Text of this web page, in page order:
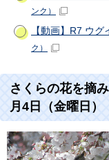
ンク）
【動画】R7 ウ
ク）
さくらの花を摘
月4日（金曜日）